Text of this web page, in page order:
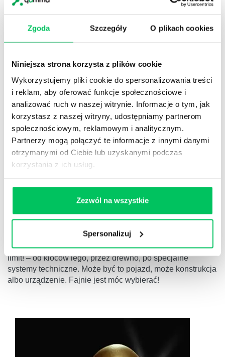
Zgoda Szczegóły O plikach cookies
Niniejsza strona korzysta z plików cookie
Wykorzystujemy pliki cookie do spersonalizowania treści
i reklam, aby oferować funkcje społecznościowe i
analizować ruch w naszej witrynie. Informacje o tym, jak
korzystasz z naszej witryny, udostępniamy partnerom
społecznościowym, reklamowym i analitycznym.
Partnerzy mogą połączyć te informacje z innymi danymi
otrzymanymi od Ciebie lub uzyskanymi podczas
korzystania z ich usług.
Zezwól na wszystkie
Spersonalizuj
menedżerskich! Format edutainmentowy – przez rozrywkę
SIĘ RÓŻNE SKŁADNIKI, ABY WYSZEDŁ SMACZNY
UTWÓR
Wymyślanie, budowanie, crash-testy – każdy pamięta tą
radość z dzieciństwa. Co projektować i czym ? Sky is the
limit! – od kloców lego, przez drewno, po specjalne
systemy techniczne. Może być to pojazd, może konstrukcja
albo urządzenie. Fajnie jest móc wybierać!